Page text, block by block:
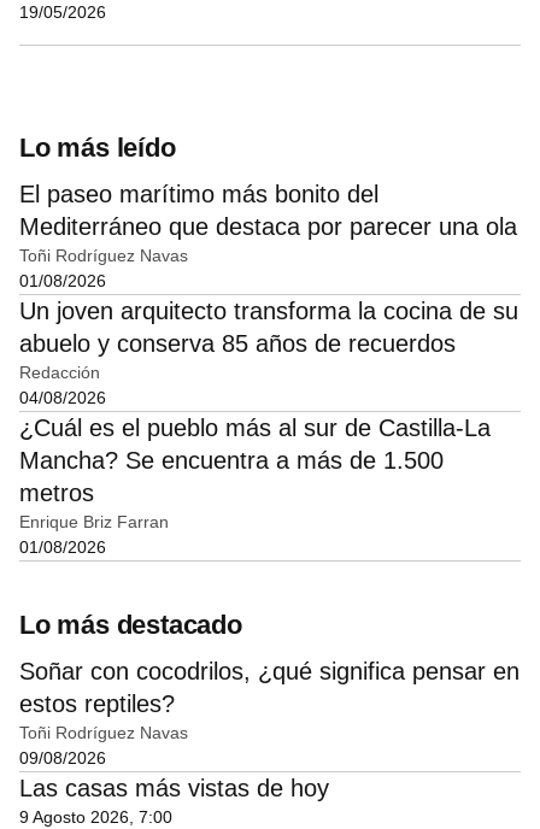
19/05/2026
Lo más leído
El paseo marítimo más bonito del
Mediterráneo que destaca por parecer una ola
Toñi Rodríguez Navas
01/08/2026
Un joven arquitecto transforma la cocina de su
abuelo y conserva 85 años de recuerdos
Redacción
04/08/2026
¿Cuál es el pueblo más al sur de Castilla-La
Mancha? Se encuentra a más de 1.500
metros
Enrique Briz Farran
01/08/2026
Lo más destacado
Soñar con cocodrilos, ¿qué significa pensar en
estos reptiles?
Toñi Rodríguez Navas
09/08/2026
Las casas más vistas de hoy
9 Agosto 2026, 7:00